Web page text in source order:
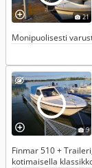
21
Monipuolisesti
9
Finmar 510 +
kotimaisella klassikko